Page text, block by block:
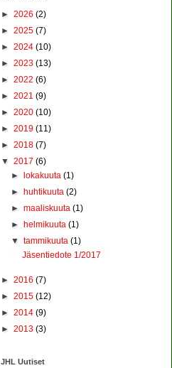
► 2026 (2)
► 2025 (7)
► 2024 (10)
► 2023 (13)
► 2022 (6)
► 2021 (9)
► 2020 (10)
► 2019 (11)
► 2018 (7)
▼ 2017 (6)
►lokakuuta(1)
►huhtikuuta(2)
►maaliskuuta(1)
►helmikuuta(1)
▼tammikuuta(1)
Jäsentiedote 1/2017
► 2016 (7)
► 2015 (12)
► 2014 (9)
► 2013 (3)
JHL Uutiset